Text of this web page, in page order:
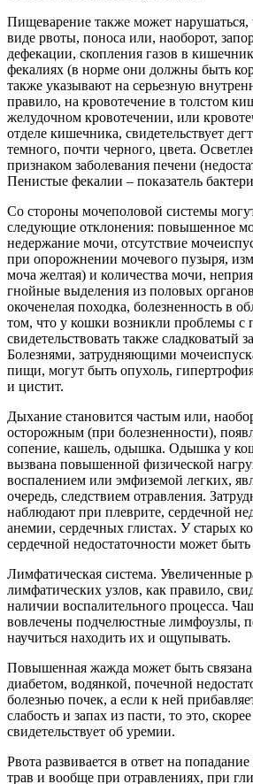
Пищеварение также может нарушаться,
виде рвоты, поноса или, наоборот,
дефекации, скопления газов в
фекалиях (в норме они должны быть
также указывают на серьезную
правило, на кровотечение в толстом
желудочном кровотечении, или
отделе кишечника, свидетельствует
темного, почти черного, цвета.
признаком заболевания печени
Пенистые фекалии – показатель
Со стороны мочеполовой системы
следующие отклонения: повышенное
недержание мочи, отсутствие
при опорожнении мочевого пузыря,
моча желтая) и количества мочи,
гнойные выделения из половых
окоченелая походка, болезненность в
том, что у кошки возникли проблемы с
свидетельствовать также сладковатый
Болезнями, затрудняющими
пищи, могут быть опухоль,
и цистит.
Дыхание становится частым или,
осторожным (при болезненности),
сопение, кашель, одышка. Одышка у
вызвана повышенной физической
воспалением или эмфиземой легких,
очередь, следствием отравления.
наблюдают при плеврите, сердечной
анемии, сердечных глистах. У старых
сердечной недостаточности может
Лимфатическая система. Увеличенные
лимфатических узлов, как правило,
наличии воспалительного процесса.
вовлечены подчелюстные лимфоузлы,
научиться находить их и ощупывать.
Повышенная жажда может быть связана
диабетом, водянкой, почечной
болезнью почек, а если к ней
слабость и запах из пасти, то это,
свидетельствует об уремии.
Рвота развивается в ответ на
трав и вообще при отравлениях, при